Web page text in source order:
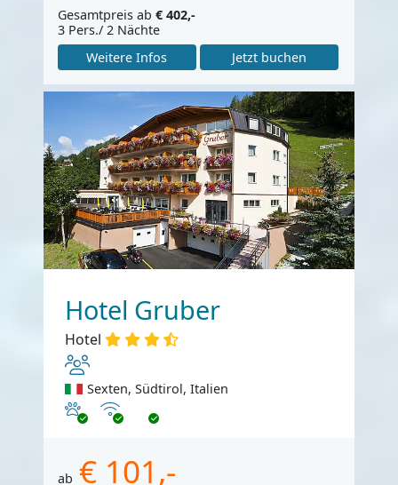
Gesamtpreis ab € 402,-
3 Pers./ 2 Nächte
Weitere Infos
Jetzt buchen
Hotel Gruber
Hotel
Sexten, Südtirol, Italien
Haustiere erlaubt
Internet
ab € 101,-